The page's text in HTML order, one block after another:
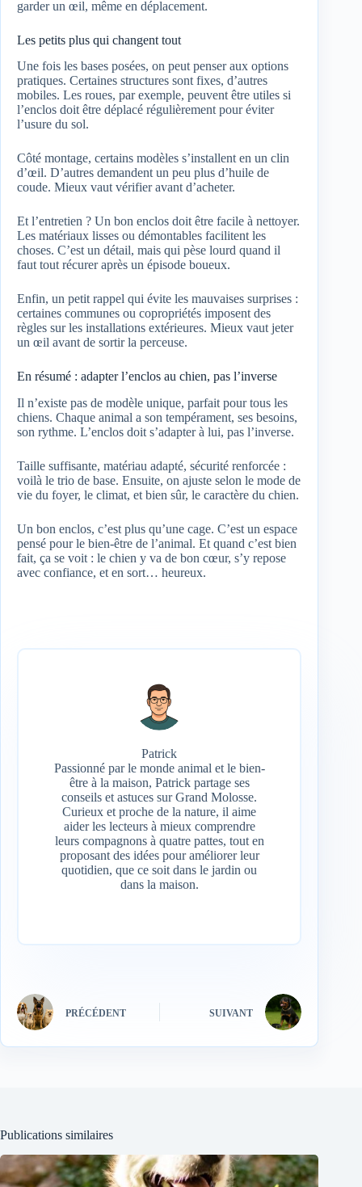
garder un œil, même en déplacement.
Les petits plus qui changent tout
Une fois les bases posées, on peut penser aux options
pratiques. Certaines structures sont fixes, d’autres
mobiles. Les roues, par exemple, peuvent être utiles si
l’enclos doit être déplacé régulièrement pour éviter
l’usure du sol.
Côté montage, certains modèles s’installent en un clin
d’œil. D’autres demandent un peu plus d’huile de
coude. Mieux vaut vérifier avant d’acheter.
Et l’entretien ? Un bon enclos doit être facile à nettoyer.
Les matériaux lisses ou démontables facilitent les
choses. C’est un détail, mais qui pèse lourd quand il
faut tout récurer après un épisode boueux.
Enfin, un petit rappel qui évite les mauvaises surprises :
certaines communes ou copropriétés imposent des
règles sur les installations extérieures. Mieux vaut jeter
un œil avant de sortir la perceuse.
En résumé : adapter l’enclos au chien, pas l’inverse
Il n’existe pas de modèle unique, parfait pour tous les
chiens. Chaque animal a son tempérament, ses besoins,
son rythme. L’enclos doit s’adapter à lui, pas l’inverse.
Taille suffisante, matériau adapté, sécurité renforcée :
voilà le trio de base. Ensuite, on ajuste selon le mode de
vie du foyer, le climat, et bien sûr, le caractère du chien.
Un bon enclos, c’est plus qu’une cage. C’est un espace
pensé pour le bien-être de l’animal. Et quand c’est bien
fait, ça se voit : le chien y va de bon cœur, s’y repose
avec confiance, et en sort… heureux.
Patrick
Passionné par le monde animal et le bien-
être à la maison, Patrick partage ses
conseils et astuces sur Grand Molosse.
Curieux et proche de la nature, il aime
aider les lecteurs à mieux comprendre
leurs compagnons à quatre pattes, tout en
proposant des idées pour améliorer leur
quotidien, que ce soit dans le jardin ou
dans la maison.
PRÉCÉDENT SUIVANT
Publications similaires